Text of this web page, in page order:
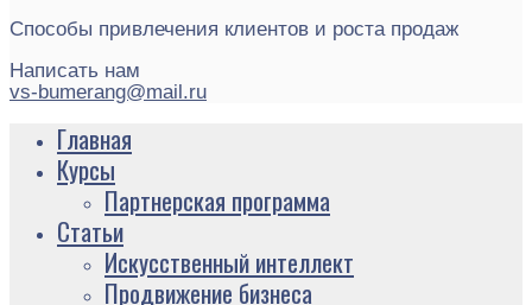
Способы привлечения клиентов и роста продаж
Написать нам
vs-bumerang@mail.ru
Главная
Курсы
Партнерская программа
Статьи
Искусственный интеллект
Продвижение бизнеса